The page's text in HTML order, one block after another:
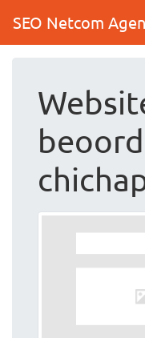
SEO Netcom